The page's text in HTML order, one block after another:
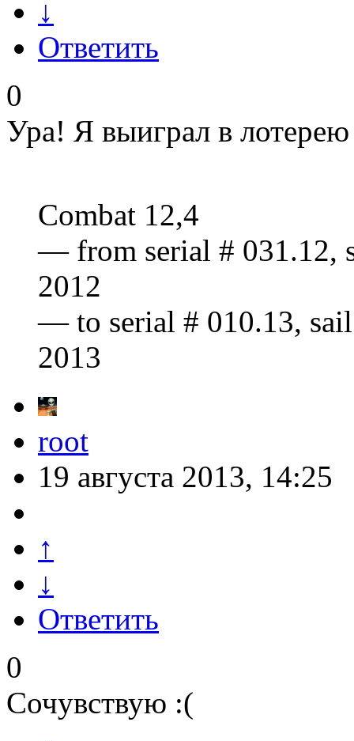
↓
Ответить
0
Ура! Я выиграл в
Combat 12,4
— from serial # 031.12,
2012
— to serial # 010.13,
2013
root
19 августа 2013, 14:25
↑
↓
Ответить
0
Сочувствую :(